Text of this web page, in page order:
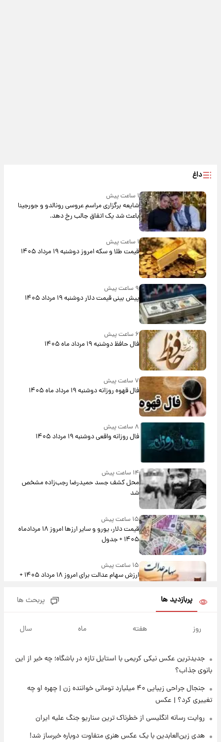
داغ
۱ ساعت پیش
شایعه برگزاری مراسم عروسی رونالدو و جورجینا
باعث شد یک اتفاق جالب رخ دهد.
۱ ساعت پیش
قیمت طلا و سکه امروز دوشنبه ۱۹ مرداد ۱۴۰۵
۹ ساعت پیش
پیش‌ بینی قیمت دلار دوشنبه ۱۹ مرداد ۱۴۰۵
۶ ساعت پیش
فال حافظ دوشنبه ۱۹ مرداد ماه ۱۴۰۵
۷ ساعت پیش
فال قهوه روزانه دوشنبه ۱۹ مرداد ماه ۱۴۰۵
فال روزانه واقعی دوشنبه ۱۹ مرداد ۱۴۰۵
۱۴ ساعت پیش
محل کشف جسد حمیدرضا رجب‌زاده مشخص
شد
۱۵ ساعت پیش
قیمت دلار، یورو و سایر ارزها امروز ۱۸ مردادماه
۱۴۰۵ + جدول
۱۵ ساعت پیش
ارزش سهام عدالت برای امروز ۱۸ مرداد ۱۴۰۵ +
دل صحرا + عکس
۱۷ ساعت پیش
خبر انتصاب جدید محسن رضایی حذف شد +
جزئیات
پربازدید ها پربحث ها
روز هفته ماه سال
جدیدترین عکس نیکی کریمی با استایل تازه در باشگاه؛ چه خبر از این
بانوی جذاب؟
جنجال جراحی زیبایی ۴۰ میلیارد تومانی خواننده زن | چهره او چه
تغییری کرد؟ | عکس
روایت رسانه انگلیسی از خطرناک ترین سناریو جنگ علیه ایران
هدی زین‌العابدین با یک عکس هنری متفاوت دوباره خبرساز شد!